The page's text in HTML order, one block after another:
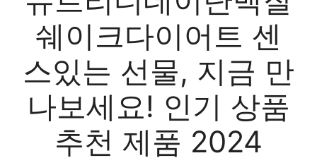
쉐이크다이어트 센
스있는 선물, 지금 만
나보세요! 인기 상품
추천 제품 2024